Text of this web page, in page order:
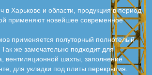
в Харькове и области, продукция в период
применяют новейшее современное
применяется полуторный полнотелый
же замечательно подходит для
вентиляционной шахты, заполнение
для укладки под плиты перекрытия.